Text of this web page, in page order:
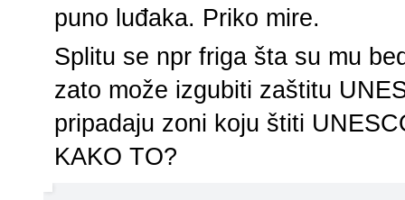
puno luđaka. Priko mire.
Splitu se npr friga šta su mu
zato može izgubiti zaštitu
pripadaju zoni koju štiti
KAKO TO?